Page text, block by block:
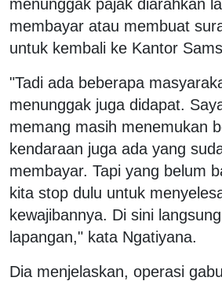
menunggak pajak diarahkan
membayar atau membuat
untuk kembali ke Kantor
"Tadi ada beberapa
menunggak juga didapat.
memang masih menemukan
kendaraan juga ada yang
membayar. Tapi yang belum
kita stop dulu untuk
kewajibannya. Di sini
lapangan," kata Ngatiyana.
Dia menjelaskan, operasi